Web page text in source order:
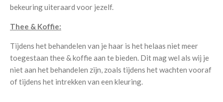
bekeuring uiteraard voor jezelf.
Thee & Koffie:
Tijdens het behandelen van je haar is het helaas niet meer
toegestaan thee & koffie aan te bieden. Dit mag wel als wij je
niet aan het behandelen zijn, zoals tijdens het wachten vooraf
of tijdens het intrekken van een kleuring.